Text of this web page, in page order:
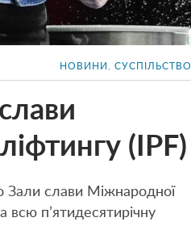
НОВИНИ СУСПІЛЬСТВО
(IPF)
Зали слави Міжнародної
всю п’ятидесятирічну